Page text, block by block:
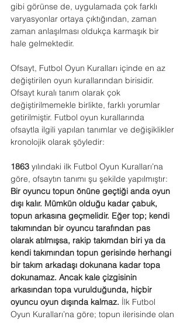
gibi görünse de, uygulamada çok farklı
varyasyonlar ortaya çıktığından, zaman
zaman anlaşılması oldukça karmaşık bir
hale gelmektedir.
Ofsayt, Futbol Oyun Kuralları içinde en az
değiştirilen oyun kurallarından birisidir.
Ofsayt kuralı tanım olarak çok
değiştirilmemekle birlikte, farklı yorumlar
getirilmiştir. Futbol oyun kurallarında
ofsaytla ilgili yapılan tanımlar ve değişiklikler
kronolojik olarak şöyledir:
1863 yılındaki ilk Futbol Oyun Kuralları’na
göre, ofsaytın tanımı şu şekilde yapılmıştır:
Bir oyuncu topun önüne geçtiği anda oyun
dışı kalır. Mümkün olduğu kadar çabuk,
topun arkasına geçmelidir. Eğer top; kendi
takımından bir oyuncu tarafından pas
olarak atılmışsa, rakip takımdan biri ya da
kendi takımından topun gerisinde herhangi
bir takım arkadaşı dokunana kadar topa
dokunamaz. Ancak kale çizgisinin
arkasından topa vurulduğunda, hiçbir
oyuncu oyun dışında kalmaz. İlk Futbol
Oyun Kuralları’na göre; topun ilerisinde olan